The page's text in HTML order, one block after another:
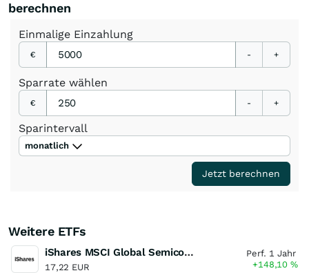
berechnen
Einmalige Einzahlung
€ - +
Sparrate wählen
€ - +
Sparintervall
monatlich
Jetzt berechnen
Weitere ETFs
iShares MSCI Global Semiconductors UCITS ETF USD (Acc)
17,22 EUR
Perf. 1 Jahr
+148,10%